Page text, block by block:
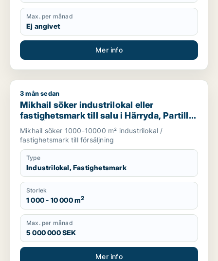
Max. per månad
Ej angivet
Mer info
Mikhail söker industrilokal eller fastighetsmark till salu i
3 mån sedan
Mikhail söker industrilokal eller
fastighetsmark till salu i Härryda, Partille
eller Öckerö m.fl.
Mikhail söker 1000-10000 m² industrilokal /
fastighetsmark till försäljning
Type
Industrilokal, Fastighetsmark
Storlek
1 000 - 10 000 m2
Max. per månad
5 000 000 SEK
Mer info